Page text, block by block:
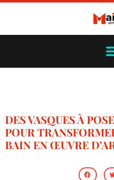
DES VASQUES À
POUR
BAIN EN ŒUVRE